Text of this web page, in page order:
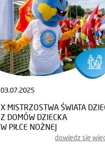
03.07.2025
X MISTRZOSTWA ŚWIATA
Z DOMÓW DZIECKA
W PIŁCE NOŻNEJ
dowiedz się